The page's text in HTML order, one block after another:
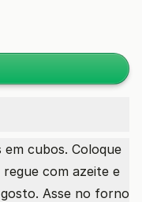
cubos. Coloque
com azeite e
Asse no forno